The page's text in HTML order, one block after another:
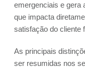
emergenciais e gera
que impacta
satisfação do cliente
As principais
ser resumidas nos